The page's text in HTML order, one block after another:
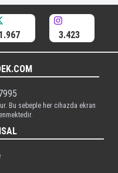
1.967 3.423
Bu sebeple her cihazda ekran